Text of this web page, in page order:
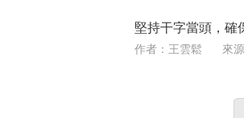
堅持干字當頭，確
作者：王雲鬆 來源